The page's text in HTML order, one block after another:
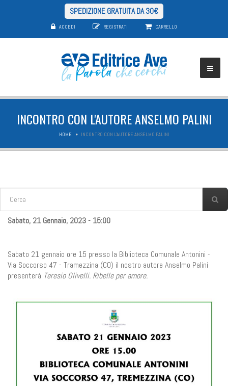
SPEDIZIONE GRATUITA DA 30€
ACCEDI REGISTRATI CARRELLO
INCONTRO CON L'AUTORE ANSELMO PALINI
HOME INCONTRO CON L'AUTORE ANSELMO PALINI
FORM DI RICERCA
Sabato, 21 Gennaio, 2023 - 15:00
Sabato 21 gennaio ore 15 presso la Biblioteca Comunale Antonini -
Via Soccorso 47 - Tramezzina (CO) il nostro autore Anselmo Palini
presenterà Teresio Olivelli. Ribelle per amore.